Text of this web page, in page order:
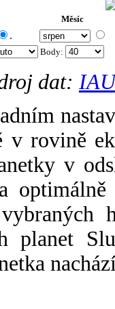
Měsíc
.
Body:
dat:
v rovině
v
planet